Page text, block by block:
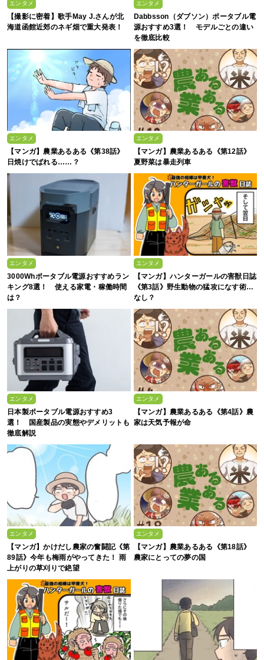
エンタメ
【撮影に密着】歌手May J.さんが北
海道函館近郊のネギ畑で重大発表！
エンタメ
Dabbsson（ダブソン）ポータブル電
源おすすめ3選！ モデルごとの違い
を徹底比較
エンタメ
【マンガ】農業あるある《第38話》
日焼けでばれる……？
エンタメ
【マンガ】農業あるある《第12話》
夏野菜は暴走列車
エンタメ
3000Whポータブル電源おすすめラン
キング8選！ 使える家電・稼働時間
は？
エンタメ
【マンガ】ハンターガールの害獣日誌
《第3話》野生動物の猛攻になす術…
なし？
エンタメ
日本製ポータブル電源おすすめ3
選！ 国産製品の実態やデメリットも
徹底解説
エンタメ
【マンガ】農業あるある《第4話》農
家は天気予報が命
エンタメ
【マンガ】かけだし農家の奮闘記《第
89話》今年も梅雨がやってきた！ 雨
上がりの草刈りで絶望
エンタメ
【マンガ】農業あるある《第18話》
農家にとっての夢の国